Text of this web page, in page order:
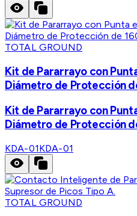
TOTAL GROUND
Kit de Pararrayo con
Diámetro de Protección
Kit de Pararrayo con
Diámetro de Protección
KDA-01KDA-01
TOTAL GROUND